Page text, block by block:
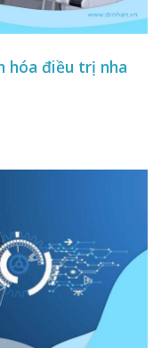
hóa điều trị nha